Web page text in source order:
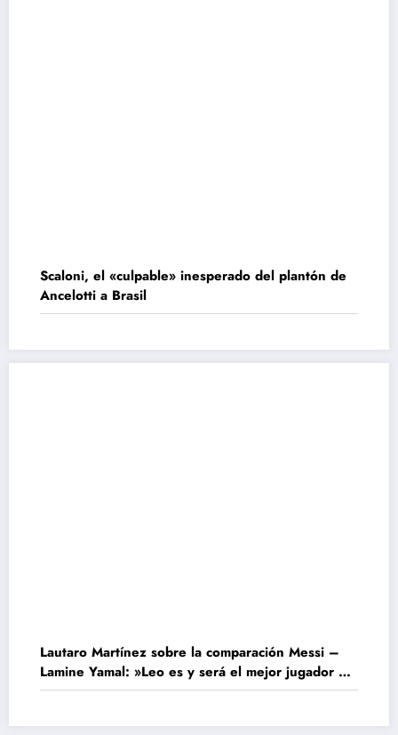
Scaloni, el «culpable» inesperado del plantón de
Ancelotti a Brasil
Lautaro Martínez sobre la comparación Messi –
Lamine Yamal: »Leo es y será el mejor jugador de
todos los tiempos»